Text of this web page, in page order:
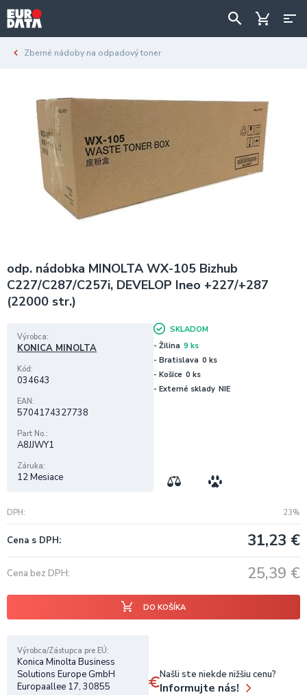
Zberné nádoby na odpadový toner
odp. nádobka MINOLTA WX-105 Bizhub
C227/C287/C257i, DEVELOP Ineo +227/+287
(22000 str.)
DPH 23%
Cena s DPH 31,23 €
Cena bez DPH 25,39 €
DO KOŠÍKA
Výrobca
KONICA MINOLTA
Kód
034643
EAN
5704174327738
Part No.
A8JJWY1
Záruka
12 Mesiace
SKLADOM
- Žilina 9 ks
- Bratislava 0 ks
- Košice 0 ks
- Externé sklady NIE
Výrobca/Zástupca pre EÚ
Konica Minolta Business
Solutions Europe GmbH
Europaallee 17, 30855
Našli ste niekde nižšiu cenu?
Informujte nás!